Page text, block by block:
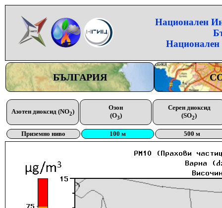
Национален
Национален
БЪЛГАРИЯ
Азотен диоксид (NO2)
Озон
(O3)
Серен диоксид
(SO2)
Приземно ниво 100 м 500 м